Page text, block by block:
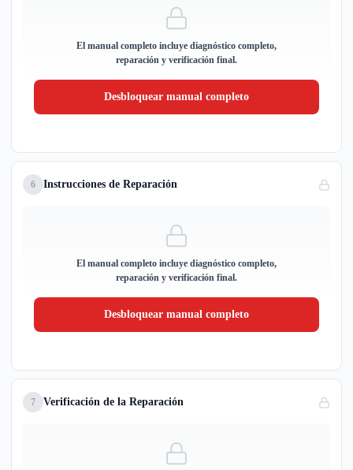
El manual completo incluye diagnóstico completo,
reparación y verificación final.
Desbloquear manual completo
6 Instrucciones de Reparación
El manual completo incluye diagnóstico completo,
reparación y verificación final.
Desbloquear manual completo
7 Verificación de la Reparación